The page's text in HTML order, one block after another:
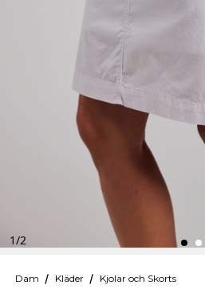
1/2
Dam Kläder Kjolar och Skorts